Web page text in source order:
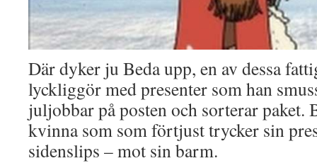
Där dyker ju Beda upp, en av dessa
lyckliggör med presenter som han
juljobbar på posten och sorterar paket.
kvinna som som förtjust trycker sin
sidenslips – mot sin barm.